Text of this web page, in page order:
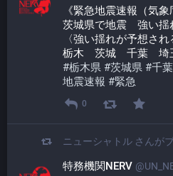
《緊急地震速報（気象
茨城県で地震　強い揺
〈強い揺れが予想され
栃木　茨城　千葉　埼
#栃木県 #茨城県 #千
地震速報 #緊急
0
ニューシャトル さんが
特務機関NERV